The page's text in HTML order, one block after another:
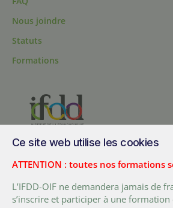
Nous joindre
Statuts
Formations
Canada
Tél. :+ (1) 418 692 5727
Fax :+ (1) 418 692 5644
Ce site web utilise les cookies
ATTENTION : toutes nos formations
L’IFDD-OIF ne demandera jamais de
s’inscrire et participer à une